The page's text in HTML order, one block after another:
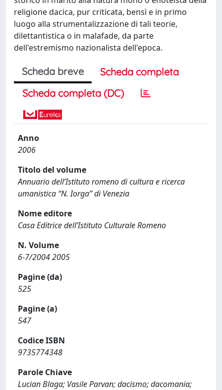
religione dacica, pur criticata, bensì e in primo
luogo alla strumentalizzazione di tali teorie,
dilettantistica o in malafade, da parte
dell'estremismo nazionalista dell'epoca.
Scheda breve
Scheda completa
Scheda completa (DC)
Anno
2006
Titolo del volume
Annuario dell’Istituto romeno di cultura e ricerca
umanistica “N. Iorga” di Venezia
Nome editore
Casa Editrice dell’Istituto Culturale Romeno
N. Volume
6-7/2004 2005
Pagine (da)
525
Pagine (a)
547
Codice ISBN
9735774348
Parole Chiave
Lucian Blaga; Vasile Parvan; dacismo; dacomania;